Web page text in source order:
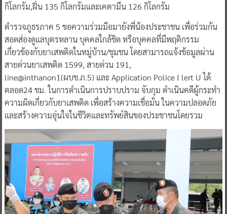
กิโลกรัม,ฝิ่น 135 กิโลกรัมและเคตามีน 126 กิโลกรัม
ตำรวจภูธรภาค 5 ขอความร่วมมือมายังพี่น้องประชาชน เพื่อร่วมกัน
สอดส่องดูแลบุตรหลาน บุคคลใกล้ชิด หรือบุคคลที่มีพฤติกรรม
เกี่ยวข้องกับยาเสพติดในหมู่บ้าน/ชุมชน โดยสามารถแจ้งข้อมูลผ่าน
สายด่วนยาเสพติด 1599, สายด่วน 191,
line@inthanon1(ผบช.ภ.5) และ Application Police I lert U ได้
ตลอด24 ชม. ในการดำเนินการปราบปราม จับกุม ดำเนินคดีผู้กระทำ
ความผิดเกี่ยวกับยาเสพติด เพื่อสร้างความเชื่อมั่น ในความปลอดภัย
และสร้างความอุ่นใจในชีวิตและทรัพย์สินของประชาชนโดยรวม